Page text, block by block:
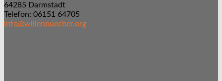
64285 Darmstadt
Telefon: 06151 64705
info@willenbuecher.org